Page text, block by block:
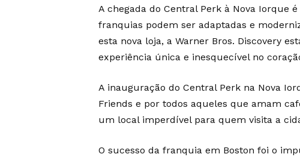
A chegada do Central Perk à Nova Iorque
franquias podem ser adaptadas e
esta nova loja, a Warner Bros. Discovery
experiência única e inesquecível no
A inauguração do Central Perk na Nova
Friends e por todos aqueles que amam
um local imperdível para quem visita a
O sucesso da franquia em Boston foi o